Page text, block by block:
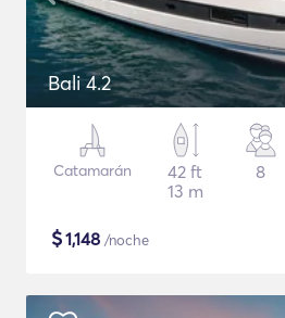
Bali 4.2
Catamarán
42 ft
13 m
8
$1,148 /noche